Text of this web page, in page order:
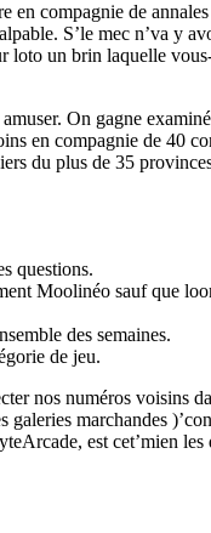
compagnie de
S’le mec n’va y
un brin laquelle
On gagne
en compagnie de 40
du plus de 35
questions.
Moolinéo sauf que
des semaines.
de jeu.
nos numéros voisins
marchandes
est cet’mien les